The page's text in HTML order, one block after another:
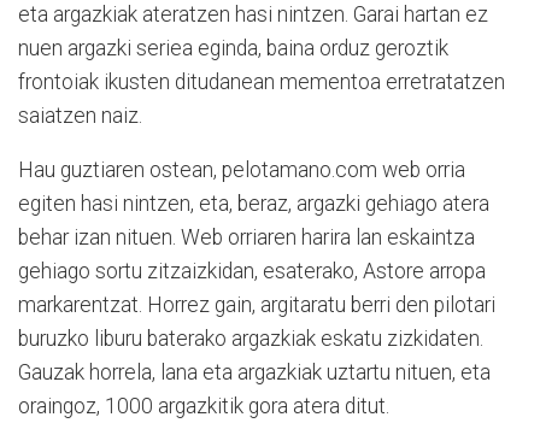
eta argazkiak ateratzen hasi nintzen. Garai hartan ez
nuen argazki seriea eginda, baina orduz geroztik
frontoiak ikusten ditudanean mementoa erretratatzen
saiatzen naiz.
Hau guztiaren ostean, pelotamano.com web orria
egiten hasi nintzen, eta, beraz, argazki gehiago atera
behar izan nituen. Web orriaren harira lan eskaintza
gehiago sortu zitzaizkidan, esaterako, Astore arropa
markarentzat. Horrez gain, argitaratu berri den pilotari
buruzko liburu baterako argazkiak eskatu zizkidaten.
Gauzak horrela, lana eta argazkiak uztartu nituen, eta
oraingoz, 1000 argazkitik gora atera ditut.